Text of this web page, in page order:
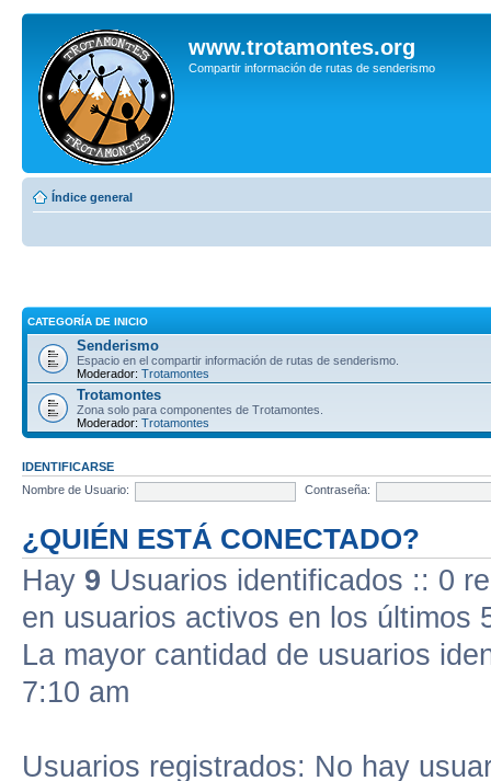
www.trotamontes.org
Compartir información de rutas de senderismo
Índice general
CATEGORÍA DE INICIO
Senderismo
Espacio en el compartir información de rutas de senderismo.
Moderador: Trotamontes
Trotamontes
Zona solo para componentes de Trotamontes.
Moderador: Trotamontes
IDENTIFICARSE
Nombre de Usuario:
Contraseña:
¿QUIÉN ESTÁ CONECTADO?
Hay 9 Usuarios identificados :: 0
en usuarios activos en los últimos
La mayor cantidad de usuarios
7:10 am
Usuarios registrados: No hay